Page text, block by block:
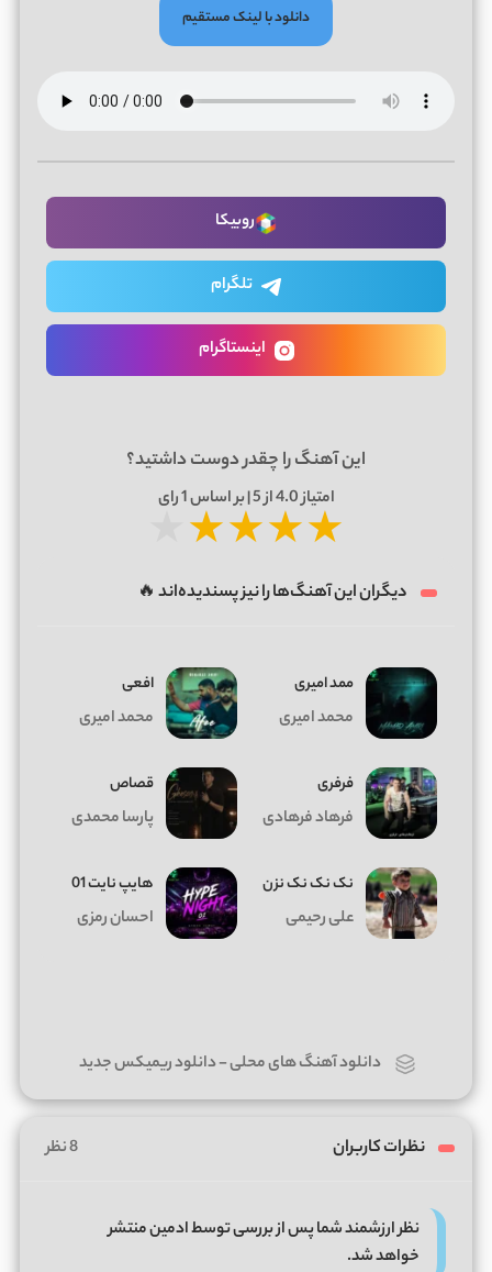
دانلود با لینک مستقیم
روبیکا
تلگرام
اینستاگرام
این آهنگ را چقدر دوست داشتید؟
امتیاز4.0از 5 | بر اساس 1رای
★★★★
دیگران این آهنگ‌ها را نیز پسندیده‌اند 🔥
ممد امیری
محمد امیری
افعی
محمد امیری
فرفری
فرهاد فرهادی
قصاص
پارسا محمدی
نک نک نک نزن
علی رحیمی
هایپ نایت 01
احسان رمزی
دانلود آهنگ های محلی-دانلود ریمیکس جدید
نظرات کاربران 8 نظر
نظر ارزشمند شما پس از بررسی توسط ادمین منتشر
خواهد شد.